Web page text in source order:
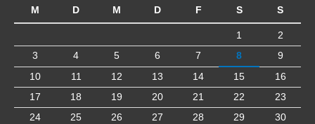
M D M D F S S
1
2
3
4 5 6 7 8
9
10
11 12 13 14 15
16
17
18 19 20 21 22
23
24
25 26 27 28 29
30